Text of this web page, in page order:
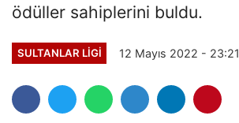
ödüller sahiplerini buldu.
SULTANLAR LIGI 12 Mayıs 2022 - 23:21